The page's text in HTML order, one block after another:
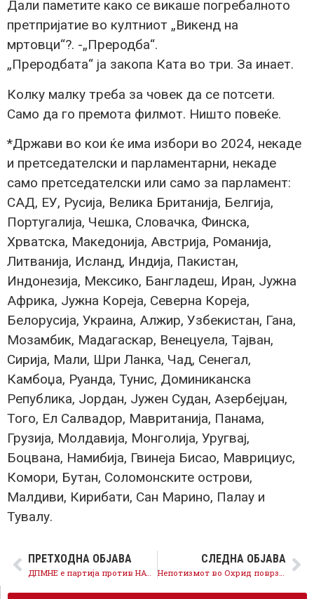
Дали паметите како се викаше погребалното
претпријатие во култниот „Викенд на
мртовци“?. -„Преродба“.
„Преродбата“ ја закопа Ката во три. За инает.
Колку малку треба за човек да се потсети.
Само да го премота филмот. Ништо повеќе.
*Држави во кои ќе има избори во 2024, некаде
и претседателски и парламентарни, некаде
само претседателски или само за парламент:
САД, ЕУ, Русија, Велика Британија, Белгија,
Португалија, Чешка, Словачка, Финска,
Хрватска, Македонија, Австрија, Романија,
Литванија, Исланд, Индија, Пакистан,
Индонезија, Мексико, Бангладеш, Иран, Јужна
Африка, Јужна Кореја, Северна Кореја,
Белорусија, Украина, Алжир, Узбекистан, Гана,
Мозамбик, Мадагаскар, Венецуела, Тајван,
Сирија, Мали, Шри Ланка, Чад, Сенегал,
Камбоџа, Руанда, Тунис, Доминиканска
Република, Јордан, Јужен Судан, Азербејџан,
Того, Ел Салвадор, Мавританија, Панама,
Грузија, Молдавија, Монголија, Уругвај,
Боцвана, Намибија, Гвинеја Бисао, Маврициус,
Комори, Бутан, Соломонските острови,
Малдиви, Кирибати, Сан Марино, Палау и
Тувалу.
ПРЕТХОДНА ОБЈАВА
ДПМНЕ е партија против НАТО и ЕУ, затоа е против модернизација на АРМ
СЛЕДНА ОБЈАВА
Непотизмот во Охрид поврзан со Пецаков е потврда дека нема промена во ДПМНЕ